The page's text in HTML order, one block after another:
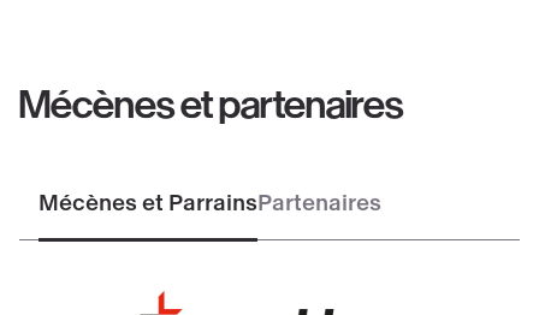
Les Exploits de Quick et Flupke (1930) ou Les
Aventures de Jo, Zette et Jocko (1935) et fait
contemporaine. Il est aujourd’hui considéré
d’albums, traduits dans une centaine de langues.
Mécènes et partenaires
Mécènes et Parrains Partenaires